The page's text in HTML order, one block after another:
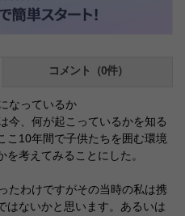
コメント（0件）
なっているか
、何が起こっているかを知る
こ10年間で子供たちを囲む環境
考えてみることにした。
たわけですがその当時の私は携
はないかと思います。あるいは